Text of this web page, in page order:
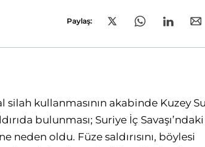
Paylaş:
kullanmasının akabinde Kuzey
bulunması; Suriye İç Savaşı’ndaki
oldu. Füze saldırısını, böylesi